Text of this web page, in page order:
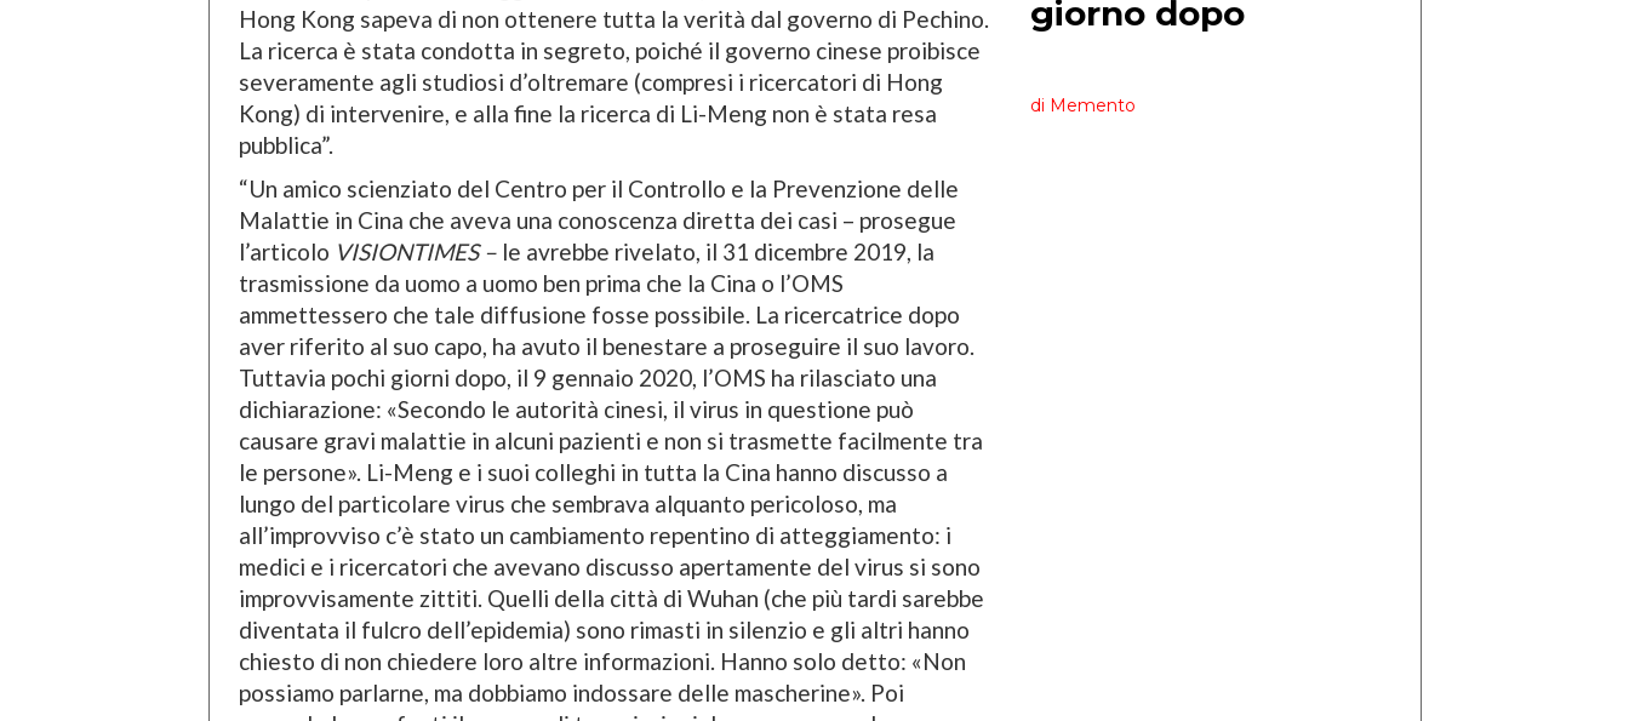
Hong Kong sapeva di non ottenere tutta la verità dal governo di Pechino.
La ricerca è stata condotta in segreto, poiché il governo cinese proibisce
severamente agli studiosi d’oltremare (compresi i ricercatori di Hong
Kong) di intervenire, e alla fine la ricerca di Li-Meng non è stata resa
pubblica”.
“Un amico scienziato del Centro per il Controllo e la Prevenzione delle
Malattie in Cina che aveva una conoscenza diretta dei casi – prosegue
l’articolo VISIONTIMES – le avrebbe rivelato, il 31 dicembre 2019, la
trasmissione da uomo a uomo ben prima che la Cina o l’OMS
ammettessero che tale diffusione fosse possibile. La ricercatrice dopo
aver riferito al suo capo, ha avuto il benestare a proseguire il suo lavoro.
Tuttavia pochi giorni dopo, il 9 gennaio 2020, l’OMS ha rilasciato una
dichiarazione: «Secondo le autorità cinesi, il virus in questione può
causare gravi malattie in alcuni pazienti e non si trasmette facilmente tra
le persone». Li-Meng e i suoi colleghi in tutta la Cina hanno discusso a
lungo del particolare virus che sembrava alquanto pericoloso, ma
all’improvviso c’è stato un cambiamento repentino di atteggiamento: i
medici e i ricercatori che avevano discusso apertamente del virus si sono
improvvisamente zittiti. Quelli della città di Wuhan (che più tardi sarebbe
diventata il fulcro dell’epidemia) sono rimasti in silenzio e gli altri hanno
chiesto di non chiedere loro altre informazioni. Hanno solo detto: «Non
possiamo parlarne, ma dobbiamo indossare delle mascherine». Poi